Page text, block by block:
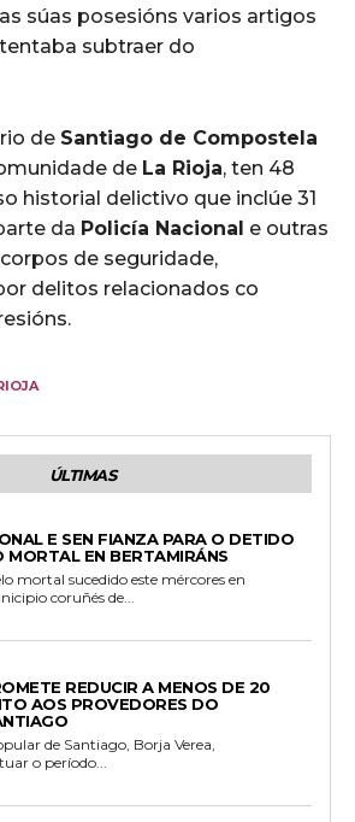
súas posesións varios artigos
subtraer do
de Santiago de Compostela
de La Rioja, ten 48
historial delictivo que inclúe 31
da Policía Nacional e outras
de seguridade,
delitos relacionados co
ÚLTIMAS
E SEN FIANZA PARA O DETIDO
EN BERTAMIRÁNS
mortal sucedido este mércores en
coruñés de...
REDUCIR A MENOS DE 20
AOS PROVEDORES DO
de Santiago, Borja Verea,
o período...